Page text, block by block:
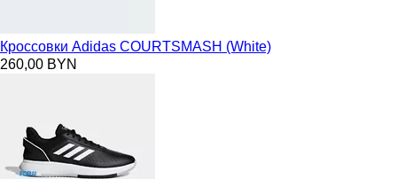
Кроссовки Adidas COURTSMASH (White)
260,00 BYN